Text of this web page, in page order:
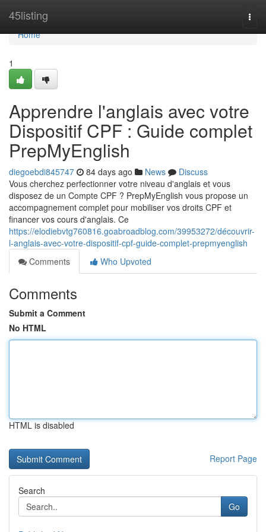
45listing
Home
Home
1
Apprendre l'anglais avec votre
Dispositif CPF : Guide complet
PrepMyEnglish
diegoebdi845747 84 days ago News
Discuss
Vous cherchez perfectionner votre niveau d'anglais et vous
disposez de un Compte CPF ? PrepMyEnglish vous propose un
accompagnement complet pour mobiliser vos droits CPF et
financer vos cours d'anglais. Ce
https://elodiebvtg760816.goabroadblog.com/39953272/découvrir-
l-anglais-avec-votre-dispositif-cpf-guide-complet-prepmyenglish
Comments
Who Upvoted
Comments
Submit a Comment
No HTML
HTML is disabled
Report Page
Search
Go